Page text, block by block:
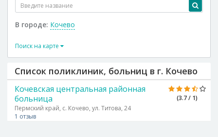
В городе: Кочево
Поиск на карте
Список поликлиник, больниц в г. Кочево
(3.7 / 1)
Кочевская центральная районная
больница
Пермский край, с. Кочево, ул. Титова, 24
1 отзыв